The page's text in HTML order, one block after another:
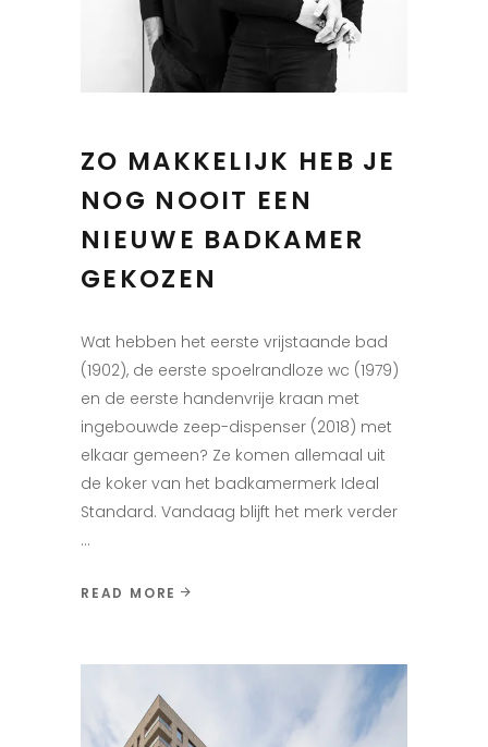
ZO MAKKELIJK HEB JE
NOG NOOIT EEN
NIEUWE BADKAMER
GEKOZEN
Wat hebben het eerste vrijstaande bad
(1902), de eerste spoelrandloze wc (1979)
en de eerste handenvrije kraan met
ingebouwde zeep-dispenser (2018) met
elkaar gemeen? Ze komen allemaal uit
de koker van het badkamermerk Ideal
Standard. Vandaag blijft het merk verder
READ MORE